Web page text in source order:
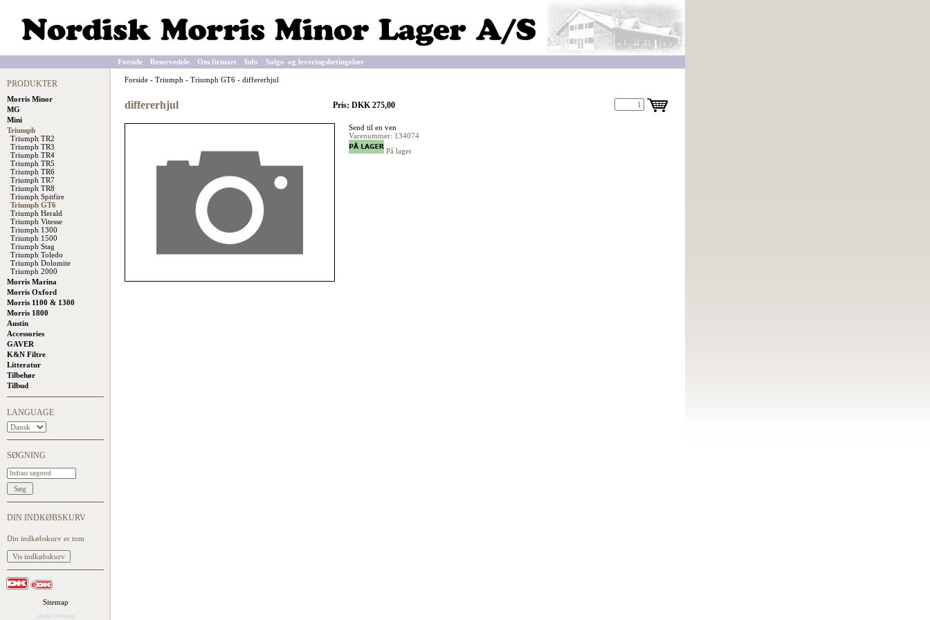
Forside Reservedele Om firmaet Info Salgs- og leveringsbetingelser
PRODUKTER
Morris Minor
MG
Mini
Triumph
Triumph TR2
Triumph TR3
Triumph TR4
Triumph TR5
Triumph TR6
Triumph TR7
Triumph TR8
Triumph Spitfire
Triumph GT6
Triumph Herald
Triumph Vitesse
Triumph 1300
Triumph 1500
Triumph Stag
Triumph Toledo
Triumph Dolomite
Triumph 2000
Morris Marina
Morris Oxford
Morris 1100 & 1300
Morris 1800
Austin
Accessories
GAVER
K&N Filtre
Litteratur
Tilbehør
Tilbud
LANGUAGE
SØGNING
DIN INDKØBSKURV
Din indkøbskurv er tom
Sitemap
eSeller Webshop
Forside - Triumph - Triumph GT6 - differerhjul
differerhjul Pris: DKK 275,00
Send til en ven
Varenummer: 134074
På lager